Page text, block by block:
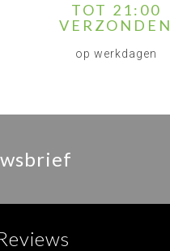
TOT 21:00
VERZONDEN
op werkdagen